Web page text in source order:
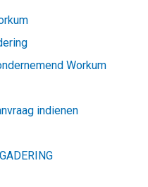
Workum
indienen